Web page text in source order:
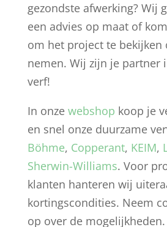
gezondste afwerking? Wij
een advies op maat of
om het project te bekijken
nemen. Wij zijn je partner
verf!
In onze webshop koop je
en snel onze duurzame
Böhme, Copperant, KEIM,
Sherwin-Williams. Voor
klanten hanteren wij
kortingscondities. Neem
op over de mogelijkheden.